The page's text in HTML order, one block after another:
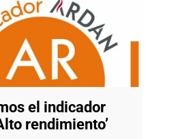
el indicador
rendimiento’